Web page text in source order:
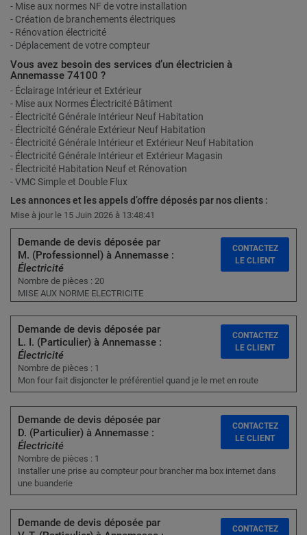
- Mise aux normes NF de votre installation
- Création de branchements électriques
- Rénovation électricité
- Déplacement de votre compteur
Vous avez besoin des services d’un électricien à
Annemasse 74100 ?
- Éclairage Intérieur et Extérieur
- Mise aux Normes Électricité Bâtiment
- Électricité Générale Intérieur Neuf Habitation
- Électricité Générale Extérieur Neuf Habitation
- Électricité Générale Intérieur et Extérieur Neuf Habitation
- Électricité Générale Intérieur et Extérieur Magasin
- Électricité Habitation Neuf et Rénovation
- VMC Simple et Double Flux
Les annonces et les appels d’offre déposés par nos clients :
Mise à jour le 15 Juin 2026 à 13:48:41
Demande de devis déposée par
M. (Professionnel) à Annemasse :
Électricité
Nombre de pièces : 20
MISE AUX NORME ELECTRICITE
CONTACTEZ
LE CLIENT
Demande de devis déposée par
L. I. (Particulier) à Annemasse :
Électricité
Nombre de pièces : 1
Mon four fait disjoncter le préférentiel quand je le met en route
CONTACTEZ
LE CLIENT
Demande de devis déposée par
D. (Particulier) à Annemasse :
Électricité
Nombre de pièces : 1
Installer une prise au compteur pour brancher ma box internet dans
une buanderie
CONTACTEZ
LE CLIENT
Demande de devis déposée par
CONTACTEZ